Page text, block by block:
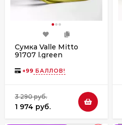
Сумка Valle Mitto
91707 l.green
+99 БАЛЛОВ!
3 290 руб.
1 974 руб.